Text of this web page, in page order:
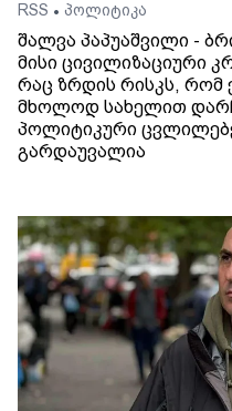
RSS • პოლიტიკა
შალვა პაპუაშვილი -
მისი ცივილიზაციური
რაც ზრდის რისკს, რომ
მხოლოდ სახელით
პოლიტიკური
გარდაუვალია